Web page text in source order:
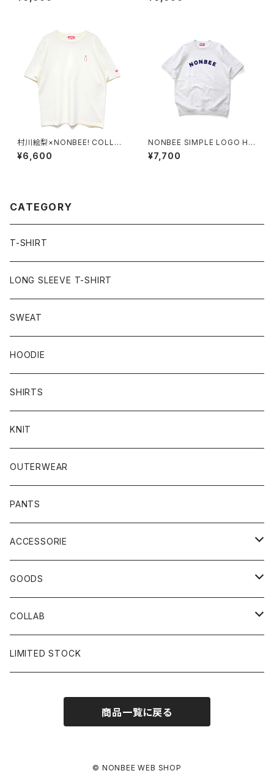
te/black
村川絵梨×NONBEE! COLLAB
“徳利刺繍” TEE off-white/pi
nk
¥6,600
NONBEE SIMPLE LOGO HA
LF SLEEVE SWEAT ash-gre
y
¥7,700
CATEGORY
T-SHIRT
LONG SLEEVE T-SHIRT
SWEAT
HOODIE
SHIRTS
KNIT
OUTERWEAR
PANTS
ACCESSORIE
CAP
BUCKET HAT
SOCKS
GOODS
STICKER
GLASS
COLLAB
×岩井ジョニ男
LIMITED STOCK
商品一覧に戻る
© NONBEE WEB SHOP